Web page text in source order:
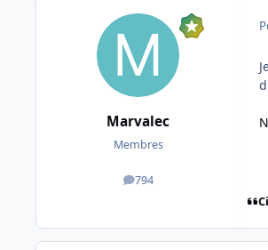
Marvalec
Membres
794
messages